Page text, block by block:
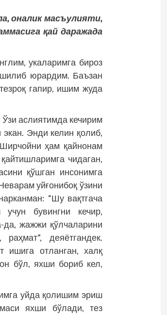
оналик масъулияти,
қай даражада
укаларимга бироз
юрардим. Баъзан
гапир, ишим жуда
аслиятимда кечирим
Энди келин қолиб,
Ширчойни ҳам қайнонам
чидаган,
қўшган инсонимга
уйғонибоқ ўзини
“Шу вақтгача
бувингни кечир,
да, жажжи қўлчаларини
деяётгандек.
ишига отланган, халқ
бўл, яхши бориб кел,
уйда қолишим эриш
яхши бўлади, тез